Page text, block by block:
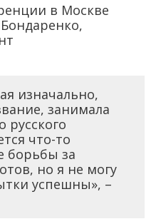
в Москве
изначально,
занимала
русского
что-то
борьбы за
но я не могу
успешны», –